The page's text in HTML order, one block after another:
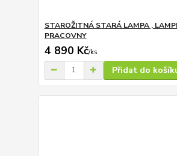
STAROŽITNÁ STARÁ LAMPA ,
PRACOVNY
4 890 Kč/ks
Přidat do